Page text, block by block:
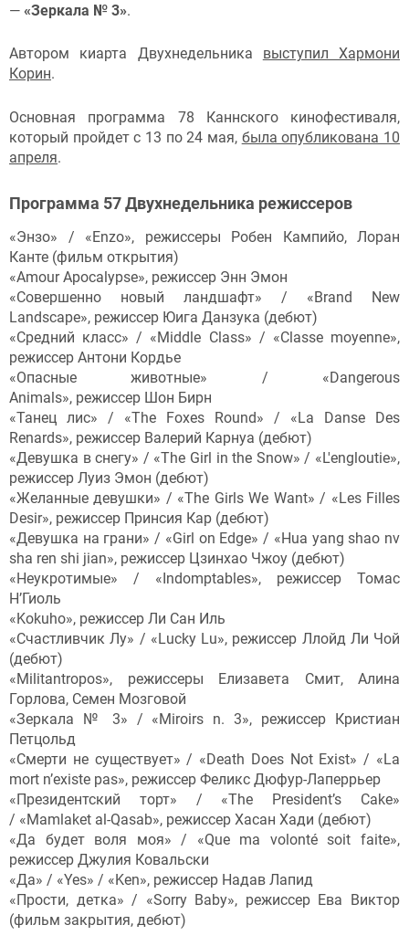
— «Зеркала № 3».
Автором киарта Двухнедельника выступил Хармони
Корин.
Основная программа 78 Каннского кинофестиваля,
который пройдет с 13 по 24 мая, была опубликована 10
апреля.
Программа 57 Двухнедельника режиссеров
«Энзо» / «Enzo», режиссеры Робен Кампийо, Лоран
Канте (фильм открытия)
«Amour Apocalypse», режиссер Энн Эмон
«Совершенно новый ландшафт» / «Brand New
Landscape», режиссер Юига Данзука (дебют)
«Средний класс» / «Middle Class» / «Classe moyenne»,
режиссер Антони Кордье
«Опасные животные» / «Dangerous
Animals», режиссер Шон Бирн
«Танец лис» / «The Foxes Round» / «La Danse Des
Renards», режиссер Валерий Карнуа (дебют)
«Девушка в снегу» / «The Girl in the Snow» / «L'engloutie»,
режиссер Луиз Эмон (дебют)
«Желанные девушки» / «The Girls We Want» / «Les Filles
Desir», режиссер Принсия Кар (дебют)
«Девушка на грани» / «Girl on Edge» / «Hua yang shao nv
sha ren shi jian», режиссер Цзинхао Чжоу (дебют)
«Неукротимые» / «Indomptables», режиссер Томас
Н’Гиоль
«Kokuho», режиссер Ли Сан Иль
«Счастливчик Лу» / «Lucky Lu», режиссер Ллойд Ли Чой
(дебют)
«Militantropos», режиссеры Елизавета Смит, Алина
Горлова, Семен Мозговой
«Зеркала № 3» / «Miroirs n. 3», режиссер Кристиан
Петцольд
«Смерти не существует» / «Death Does Not Exist» / «La
mort n’existe pas», режиссер Феликс Дюфур-Лаперрьер
«Президентский торт» / «The President’s Cake»
/ «Mamlaket al-Qasab», режиссер Хасан Хади (дебют)
«Да будет воля моя» / «Que ma volonté soit faite»,
режиссер Джулия Ковальски
«Да» / «Yes» / «Ken», режиссер Надав Лапид
«Прости, детка» / «Sorry Baby», режиссер Ева Виктор
(фильм закрытия, дебют)